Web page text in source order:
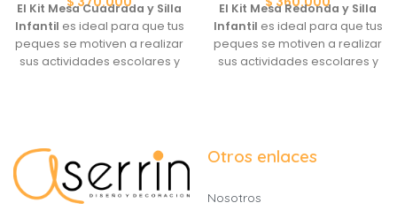
El Kit Mesa Cuadrada y Silla
Infantil es ideal para que tus
peques se motiven a realizar
sus actividades escolares y
El Kit Mesa Redonda y Silla
Infantil es ideal para que tus
peques se motiven a realizar
sus actividades escolares y
Otros enlaces
Nosotros